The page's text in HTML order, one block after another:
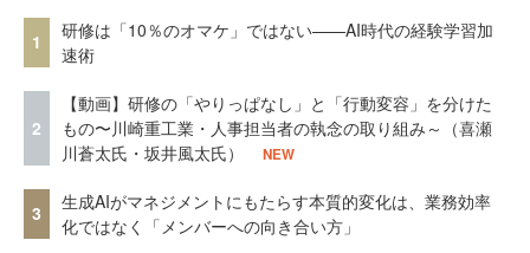
1
研修は「10％のオマケ」ではない——AI時代の経験学習加
速術
2
【動画】研修の「やりっぱなし」と「行動変容」を分けた
もの〜川崎重工業・人事担当者の執念の取り組み～（喜瀬
川蒼太氏・坂井風太氏）
NEW
3
生成AIがマネジメントにもたらす本質的変化は、業務効率
化ではなく「メンバーへの向き合い方」